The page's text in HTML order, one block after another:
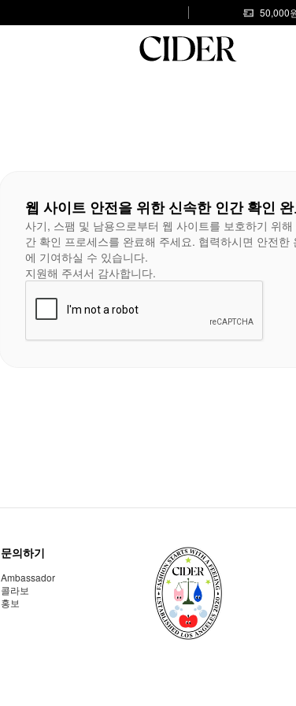
50,000
웹 사이트 안전을 위한 신속한 인간 확인
사기, 스팸 및 남용으로부터 웹 사이트를 보호하기 위해
간 확인 프로세스를 완료해 주세요. 협력하시면 안전한
에 기여하실 수 있습니다.
지원해 주셔서 감사합니다.
문의하기
Ambassador
콜라보
홍보